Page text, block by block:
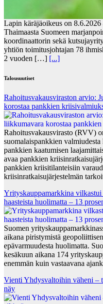
Lapin käräjäoikeus on
Thaimaasta Suomeen
koordinaattorin sekä
yhtiön toimitusjohtajan 78
2 vuoden […] [...]
Talousuutiset
Rahoitusvakausviraston arvio:
korostaa pankkien
Rahoitusvakausvirasto (RVV)
suomalaispankkien
pankkien kaatumisen
avaa pankkien
pankkien kriisitilanteisiin
kriisinratkaisujärjestelmän
Yrityskauppamarkkina
haasteista huolimatta – 13
Suomen
aikana piristymistä
epävarmuudesta huolimatta.
kesäkuun aikana 174
enemmän kuin vastaavana
Vienti Yhdysvaltoihin väheni –
näy